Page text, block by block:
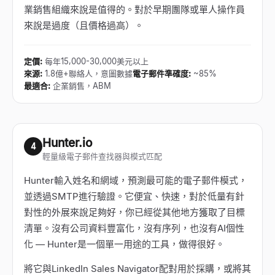
業銷售組織來說是值得的。對於早期團隊或單人操作員
來說是過度（且價格過高）。
定價: 每年15,000-30,000美元以上
來源: 1.8億+聯絡人，意圖數據電子郵件準確度: ~85%
最適合: 企業銷售，ABM
4 Hunter.io
輕量級電子郵件查找器與模式匹配
Hunter輸入姓名和網域，預測最可能的電子郵件模式，
並透過SMTP進行驗證。它便宜、快速，對於低量有針
對性的外展來說足夠好，你已經從其他地方獲取了目標
清單。沒有公司資料豐富化，沒有序列，也沒有AI個性
化 — Hunter是一個單一用途的工具，做得很好。
將它與LinkedIn Sales Navigator配對用於採購，或將其